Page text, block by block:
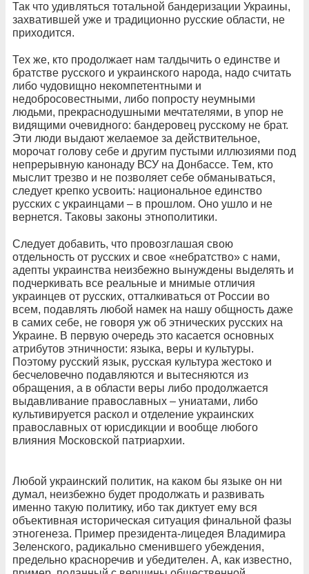
Так что удивляться тотальной бандеризации Украины,
захватившей уже и традиционно русские области, не
приходится.
Тех же, кто продолжает нам талдычить о единстве и
братстве русского и украинского народа, надо считать
либо чудовищно некомпетентными и
недобросовестными, либо попросту неумными
людьми, прекраснодушными мечтателями, в упор не
видящими очевидного: бандеровец русскому не брат.
Эти люди выдают желаемое за действительное,
морочат голову себе и другим пустыми иллюзиями под
непрерывную канонаду ВСУ на Донбассе. Тем, кто
мыслит трезво и не позволяет себе обманываться,
следует крепко усвоить: национальное единство
русских с украинцами – в прошлом. Оно ушло и не
вернется. Таковы законы этнополитики.
Следует добавить, что провозглашая свою
отдельность от русских и свое «небратство» с нами,
адепты украинства неизбежно вынуждены выделять и
подчеркивать все реальные и мнимые отличия
украинцев от русских, отталкиваться от России во
всем, подавлять любой намек на нашу общность даже
в самих себе, не говоря уж об этнических русских на
Украине. В первую очередь это касается основных
атрибутов этничности: языка, веры и культуры.
Поэтому русский язык, русская культура жестоко и
бесчеловечно подавляются и вытесняются из
обращения, а в области веры либо продолжается
выдавливание православных – униатами, либо
культивируется раскол и отделение украинских
православных от юрисдикции и вообще любого
влияния Московской патриархии.
Любой украинский политик, на каком бы языке он ни
думал, неизбежно будет продолжать и развивать
именно такую политику, ибо так диктует ему вся
объективная историческая ситуация финальной фазы
этногенеза. Пример президента-лицедея Владимира
Зеленского, радикально сменившего убеждения,
предельно красноречив и убедителен. А, как известно,